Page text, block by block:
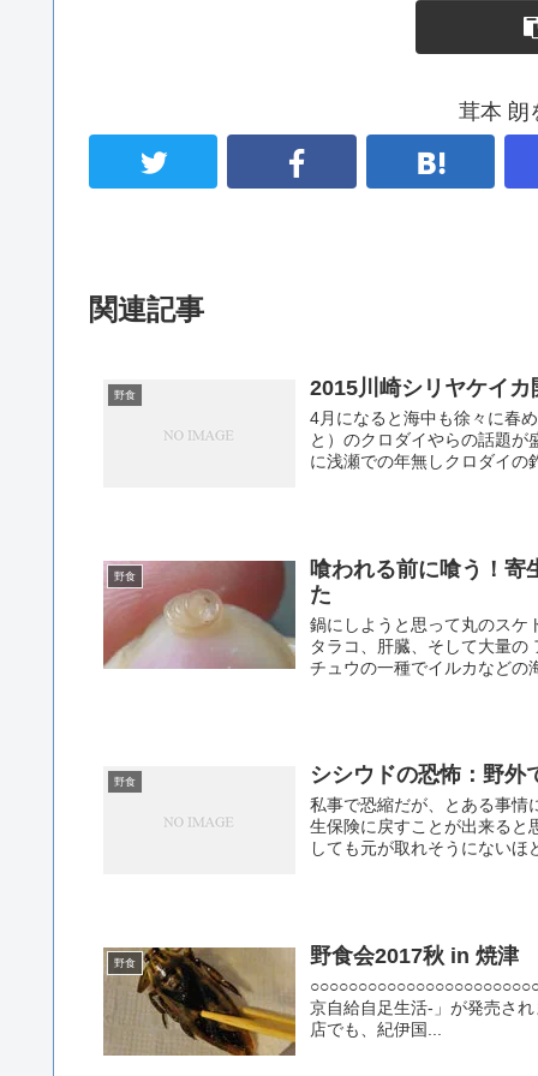
茸本 朗
関連記事
野食 2015川崎シリヤケイ
4月になると海中も徐々に春
と）のクロダイやらの話題が
に浅瀬での年無しクロダイの
野食
喰われる前に喰う！寄
た
鍋にしようと思って丸のスケ
タラコ、肝臓、そして大量の
チュウの一種でイルカなどの
野食 シシウドの恐怖：野外
私事で恐縮だが、とある事情
生保険に戻すことが出来ると
しても元が取れそうにないほ
野食 野食会2017秋 in 焼津
京自給自足生活-」が発売さ
店でも、紀伊国...